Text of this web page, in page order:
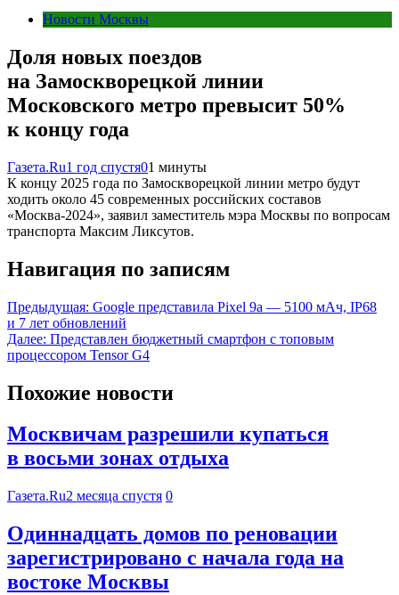
Новости Москвы
Доля новых поездов
на Замоскворецкой линии
Московского метро превысит 50%
к концу года
Газета.Ru1 год спустя01 минуты
К концу 2025 года по Замоскворецкой линии метро будут
ходить около 45 современных российских составов
«Москва-2024», заявил заместитель мэра Москвы по вопросам
транспорта Максим Ликсутов.
Навигация по записям
Предыдущая: Google представила Pixel 9a — 5100 мАч, IP68
и 7 лет обновлений
Далее: Представлен бюджетный смартфон с топовым
процессором Tensor G4
Похожие новости
Москвичам разрешили купаться
в восьми зонах отдыха
Газета.Ru2 месяца спустя 0
Одиннадцать домов по реновации
зарегистрировано с начала года на
востоке Москвы